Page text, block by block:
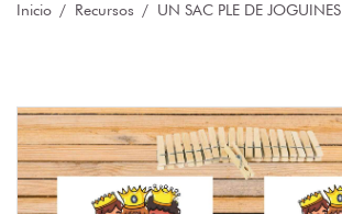
Inicio Recursos UN SAC PLE DE JOGUINES